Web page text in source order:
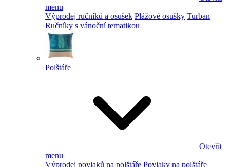
menu
Výprodej ručníků a osušek Plážové osušky Turban
Ručníky s vánoční tematikou
Polštáře
Otevřít
menu
Výprodej povlaků na polštáře Povlaky na polštáře